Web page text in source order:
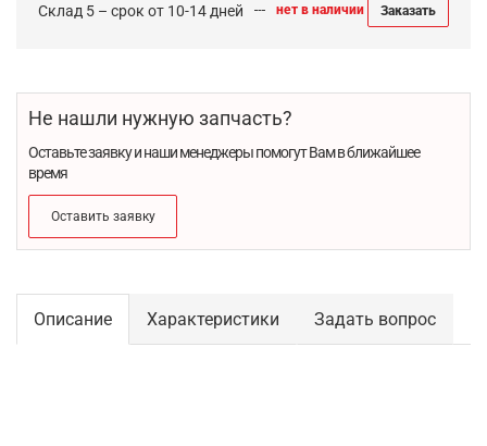
Склад 5 – срок от 10-14 дней нет в наличии Заказать
Не нашли нужную запчасть?
Оставьте заявку и наши менеджеры помогут Вам в ближайшее
время
Оставить заявку
Описание Характеристики Задать вопрос